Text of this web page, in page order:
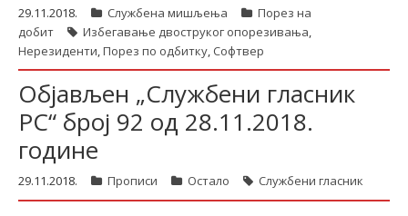
Линкови
О нама
Претплата
Пријава
29.11.2018. Службена мишљења
Порез на
добит
Избегавање двоструког опорезивања,
Нерезиденти,Порез по одбитку, Софтвер
Објављен „Службени гласник
РС“ број 92 од 28.11.2018.
године
29.11.2018. Прописи Остало Службени гласник